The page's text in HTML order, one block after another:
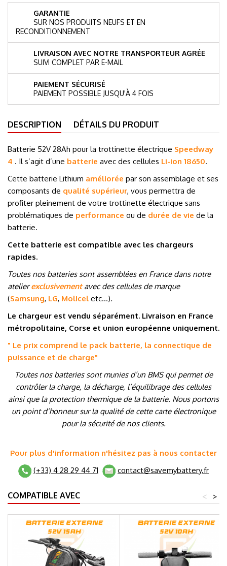
GARANTIE
SUR NOS PRODUITS NEUFS ET EN
RECONDITIONNEMENT
LIVRAISON AVEC NOTRE TRANSPORTEUR AGRÉE
SUIVI COMPLET PAR E-MAIL
PAIEMENT SÉCURISÉ
PAIEMENT POSSIBLE JUSQU'À 4 FOIS
DESCRIPTION DÉTAILS DU PRODUIT
Batterie 52V 28Ah pour la trottinette électrique Speedway
4 . Il s’agit d’une batterie avec des cellules Li-ion 18650.
Cette batterie Lithium améliorée par son assemblage et ses
composants de qualité supérieur, vous permettra de
profiter pleinement de votre trottinette électrique sans
problématiques de performance ou de durée de vie de la
batterie.
Cette batterie est compatible avec les chargeurs
rapides.
Toutes nos batteries sont assemblées en France dans notre
atelierexclusivementavec des cellules de marque
(Samsung, LG, Molicel etc…).
Le chargeur est vendu séparément. Livraison en France
métropolitaine, Corse et union européenne uniquement.
" Le prix comprend le pack batterie, la connectique de
puissance et de charge"
Toutes nos batteries sont munies d’un BMS qui permet de
contrôler la charge, la décharge, l’équilibrage des cellules
ainsi que la protection thermique de la batterie. Nous portons
un point d’honneur sur la qualité de cette carte électronique
pour la sécurité de nos clients.
Pour plus d'information n'hésitez pas à nous contacter
(+33) 4 28 29 44 71
contact@savemybattery.fr
COMPATIBLE AVEC >
<